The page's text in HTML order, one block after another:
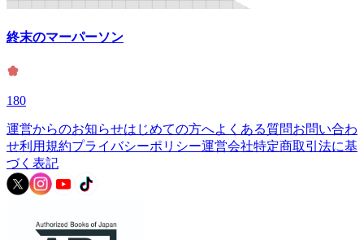
終末のマーパーソン
180
運営からのお知らせはじめての方へよくある質問お問い合わ
せ利用規約プライバシーポリシー運営会社特定商取引法に基
づく表記